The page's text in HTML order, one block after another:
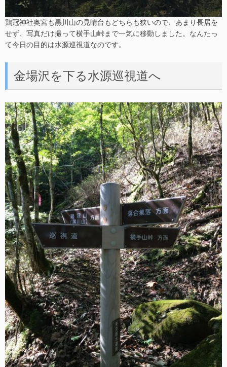
鶏冠神社奥宮も黒川山の見晴台もどちらも狭いので、あまり長居を
せず、写真だけ撮って横手山峠まで一気に移動しました。なんたっ
て今日の目的は水源巡視道なのです。
金場沢を下る水源巡視道へ